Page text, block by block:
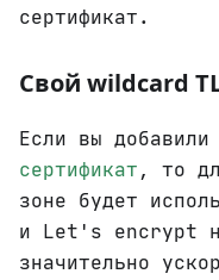
сертификат.
Cвой wildcard
Если вы
сертификат , то
зоне будет
и Let's encrypt
значительно